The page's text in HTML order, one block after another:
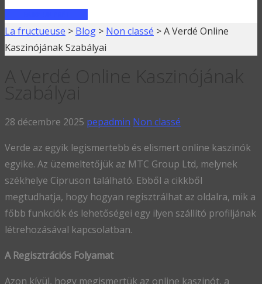
La fructueuse > Blog > Non classé >A Verdé Online
Kaszinójának Szabályai
28 décembre 2025 pepadmin Non classé
Verde az egyik legismertebb és elismert online kaszinók
egyike. Az üzemeltetőjük az MTC Group Ltd, melynek
székhelye Cipruson található. Ebből a cikkből
megtudhatja, hogy hogyan regisztrálhat az oldalra, mik a
főbb funkciók és lehetőségei egy ilyen szállító profiljának
létrehozásával kapcsolatban.
A Regisztrációs Folyamat
Azon kívül, hogy megismertük az online kaszinót, a